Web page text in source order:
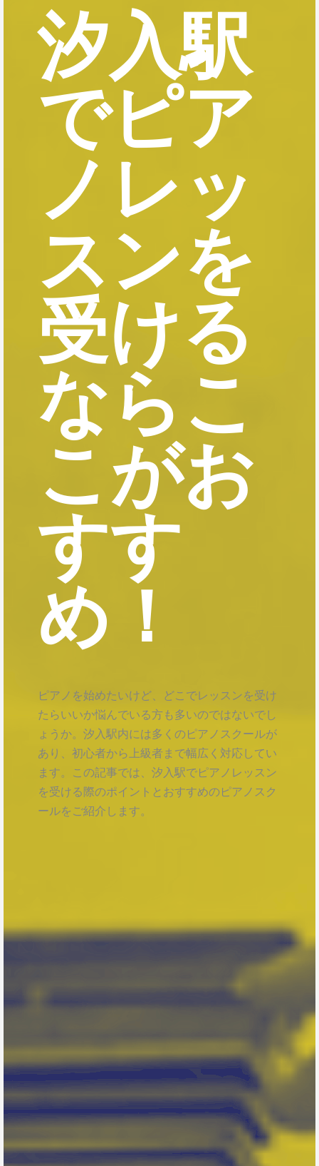
汐入駅
でピア
ノレッ
スンを
受ける
ならこ
こがお
すす
め！
ピアノを始めたいけど、どこでレッスンを受け
たらいいか悩んでいる方も多いのではないでし
ょうか。汐入駅内には多くのピアノスクールが
あり、初心者から上級者まで幅広く対応してい
ます。この記事では、汐入駅でピアノレッスン
を受ける際のポイントとおすすめのピアノスク
ールをご紹介します。